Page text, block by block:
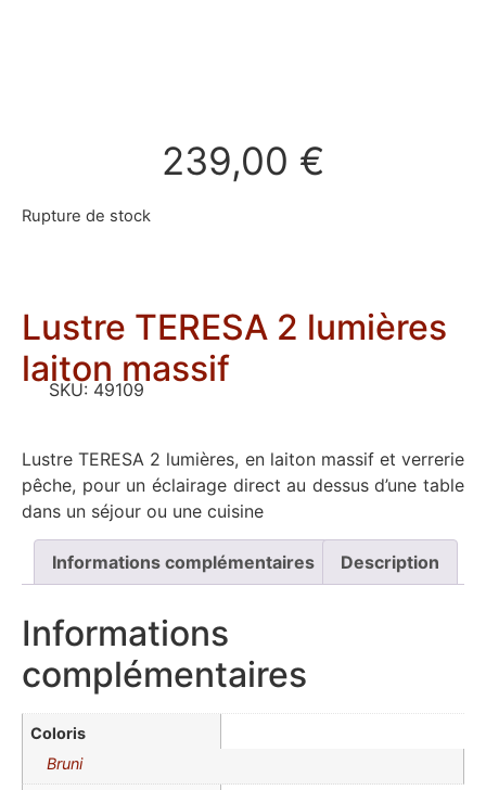
239,00 €
Rupture de stock
Lustre TERESA 2 lumières
laiton massif
SKU: 49109
Lustre TERESA 2 lumières, en laiton massif et verrerie
pêche, pour un éclairage direct au dessus d’une table
dans un séjour ou une cuisine
Informations complémentaires Description
Informations
complémentaires
Coloris
Bruni